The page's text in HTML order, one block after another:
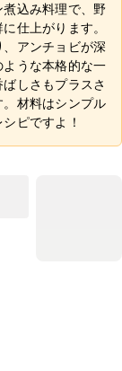
込み料理で、野
仕上がります。
、アンチョビが深
うな本格的な一
しさもプラスさ
材料はシンプル
ピですよ！